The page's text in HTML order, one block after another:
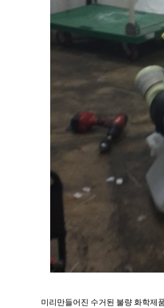
미리만들어진 수거된 불량 화학제